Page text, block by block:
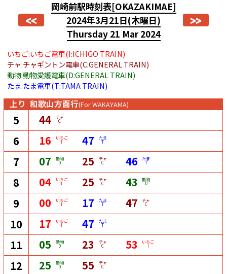
<<
岡崎前駅時刻表[OKAZAKIMAE]
2024年3月21日(木曜日)
Thursday 21 Mar 2024
>>
いちご:いちご電車(I:ICHIGO TRAIN)
チャ:チャギントン電車(C:GENERAL TRAIN)
動物:動物愛護電車(D:GENERAL TRAIN)
たま:たま電車(T:TAMA TRAIN)
上り 和歌山方面行(For WAKAYAMA)
5 44 チャ
C
6 16 いちご
I 47 たま
T
7 07 動物
D 25 チャ
C 46 たま
T
8 04 いちご
I 25 チャ
C 43 動物
D
9 00 いちご
I 17 たま
T 47 チャ
C
10 17 いちご
I 47 たま
T
11 05 動物
D 23 チャ
C 53 いちご
I
12 25 動物
D 55 チャ
C